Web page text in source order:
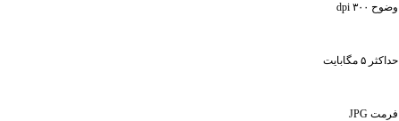
وضوح ۳۰۰ dpi
حداکثر ۵ مگابایت
فرمت JPG